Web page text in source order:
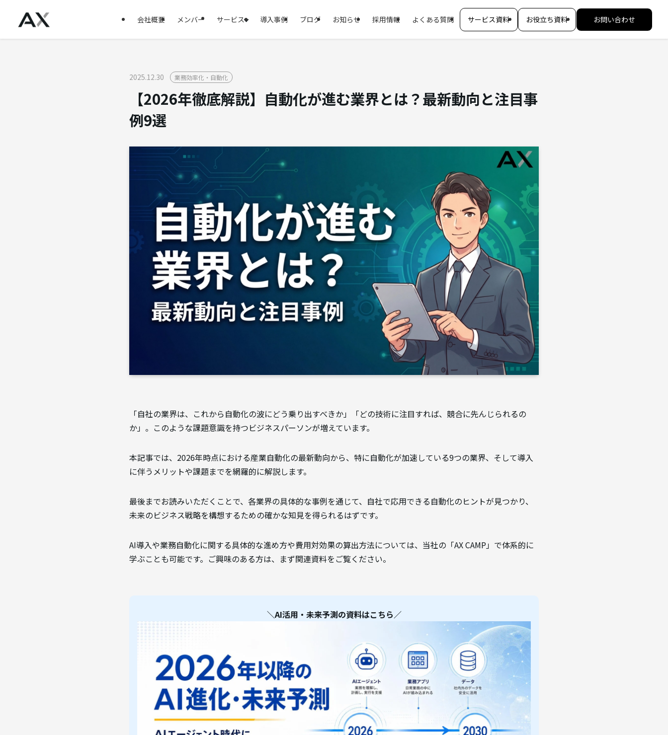
会社概要 メンバー サービス 導入事例 ブログ お知らせ 採用情報 よくある質問 サービス資料 お役立ち資料 お問い合わせ
2025.12.30 業務効率化・自動化
【2026年徹底解説】自動化が進む業界とは？最新動向と注目事
例9選
「自社の業界は、これから自動化の波にどう乗り出すべきか」「どの技術に注目すれば、競合に先んじられるの
か」――。このような課題意識を持つビジネスパーソンが増えています。
本記事では、2026年時点における産業自動化の最新動向から、特に自動化が加速している9つの業界、そして導入
に伴うメリットや課題までを網羅的に解説します。
最後までお読みいただくことで、各業界の具体的な事例を通じて、自社で応用できる自動化のヒントが見つかり、
未来のビジネス戦略を構想するための確かな知見を得られるはずです。
AI導入や業務自動化に関する具体的な進め方や費用対効果の算出方法については、当社の「AX CAMP」で体系的に
学ぶことも可能です。ご興味のある方は、まず関連資料をご覧ください。
＼AI活用・未来予測の資料はこちら／